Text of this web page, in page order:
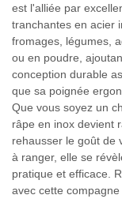
est l'alliée par
tranchantes en acier
fromages, légumes,
ou en poudre,
conception durable
que sa poignée
Que vous soyez un
râpe en inox devient
rehausser le goût de
à ranger, elle se
pratique et efficace.
avec cette